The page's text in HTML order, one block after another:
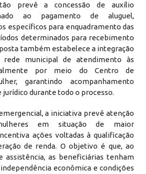
prevê a concessão de auxílio
ao pagamento de aluguel,
específicos para enquadramento das
determinados para recebimento
também estabelece a integração
municipal de atendimento às
por meio do Centro de
garantindo acompanhamento
jurídico durante todo o processo.
a iniciativa prevê atenção
em situação de maior
ações voltadas à qualificação
de renda. O objetivo é que, ao
assistência, as beneficiárias tenham
econômica e condições